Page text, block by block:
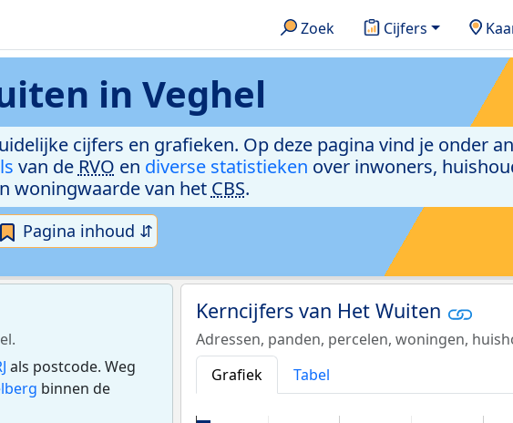
Zoek Cijfers
in Veghel
cijfers en grafieken. Op deze pagina vind je onder
van de RVO en diverse statistieken over inwoners,
woningwaarde van het CBS.
Pagina inhoud ⇵
als postcode. Weg
binnen de
Kerncijfers van Het Wuiten
Adressen, panden, percelen, woningen,
Grafiek
Tabel